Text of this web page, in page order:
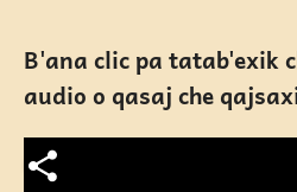
B'ana clic pa tatab'exik
audio o qasaj che